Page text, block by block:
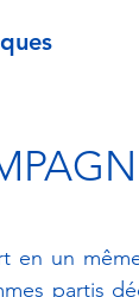
en un
partis